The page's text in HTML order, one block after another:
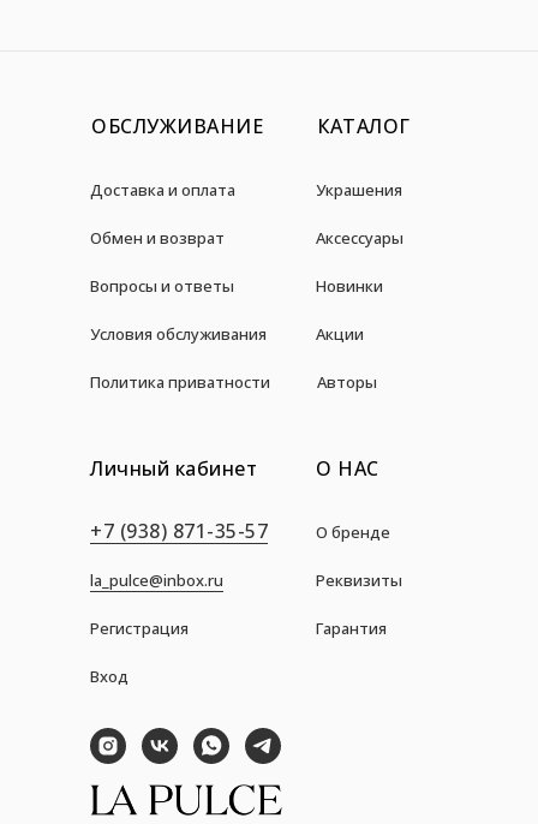
ОБСЛУЖИВАНИЕ
Доставка и оплата
Обмен и возврат
Вопросы и ответы
КАТАЛОГ
Украшения
Аксессуары
Новинки
Акции
Условия обслуживания
Политика приватности
О НАС
О бренде
Авторы
Личный кабинет
Вход
+7 (938) 871-35-57
la_pulce@inbox.ru Реквизиты
Гарантия
Регистрация